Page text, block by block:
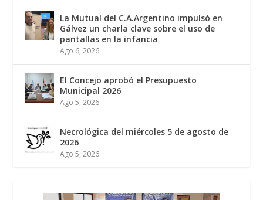
La Mutual del C.A.Argentino impulsó en
Gálvez un charla clave sobre el uso de
pantallas en la infancia
Ago 6, 2026
El Concejo aprobó el Presupuesto
Municipal 2026
Ago 5, 2026
Necrológica del miércoles 5 de agosto de
2026
Ago 5, 2026